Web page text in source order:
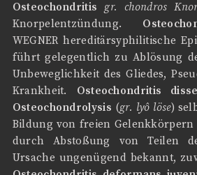
Osteochondritis gr. chondros
Knorpelentzündung.
WEGNER hereditärsyphilitische
führt gelegentlich zu Ablösung
Unbeweglichkeit des Gliedes,
Krankheit. Osteochondritis
Osteochondrolysis (gr. lyô löse)
Bildung von freien Gelenkkörpern
durch Abstoßung von Teilen
Ursache ungenügend bekannt,